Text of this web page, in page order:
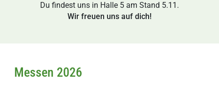
Du findest uns in Halle 5 am Stand 5.11.
Wir freuen uns auf dich!
Messen 2026